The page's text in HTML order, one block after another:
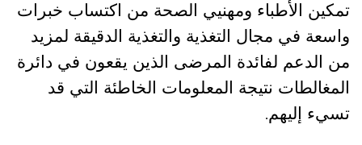
تمكين الأطباء ومهنيي الصحة من اكتساب خبرات
واسعة في مجال التغذية والتغذية الدقيقة لمزيد
من الدعم لفائدة المرضى الذين يقعون في دائرة
المغالطات نتيجة المعلومات الخاطئة التي قد
تسيء إليهم.